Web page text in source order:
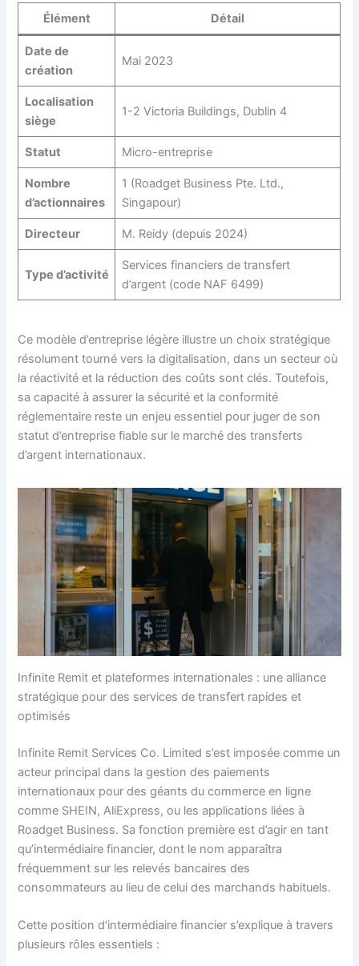
Élément Détail
Date de
création
Mai 2023
Localisation
siège
1-2 Victoria Buildings, Dublin 4
Statut Micro-entreprise
Nombre
d’actionnaires
1 (Roadget Business Pte. Ltd.,
Singapour)
Directeur M. Reidy (depuis 2024)
Type d’activité
Services financiers de transfert
d’argent (code NAF 6499)
Ce modèle d’entreprise légère illustre un choix stratégique
résolument tourné vers la digitalisation, dans un secteur où
la réactivité et la réduction des coûts sont clés. Toutefois,
sa capacité à assurer la sécurité et la conformité
réglementaire reste un enjeu essentiel pour juger de son
statut d’entreprise fiable sur le marché des transferts
d’argent internationaux.
Infinite Remit et plateformes internationales : une alliance
stratégique pour des services de transfert rapides et
optimisés
Infinite Remit Services Co. Limited s’est imposée comme un
acteur principal dans la gestion des paiements
internationaux pour des géants du commerce en ligne
comme SHEIN, AliExpress, ou les applications liées à
Roadget Business. Sa fonction première est d’agir en tant
qu’intermédiaire financier, dont le nom apparaîtra
fréquemment sur les relevés bancaires des
consommateurs au lieu de celui des marchands habituels.
Cette position d’intermédiaire financier s’explique à travers
plusieurs rôles essentiels :